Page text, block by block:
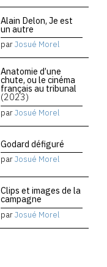
Alain Delon, Je est
un autre
parJosué Morel
Anatomie d’une
chute, ou le cinéma
français au tribunal
(2023)
parJosué Morel
Godard défiguré
parJosué Morel
Clips et images de la
campagne
parJosué Morel